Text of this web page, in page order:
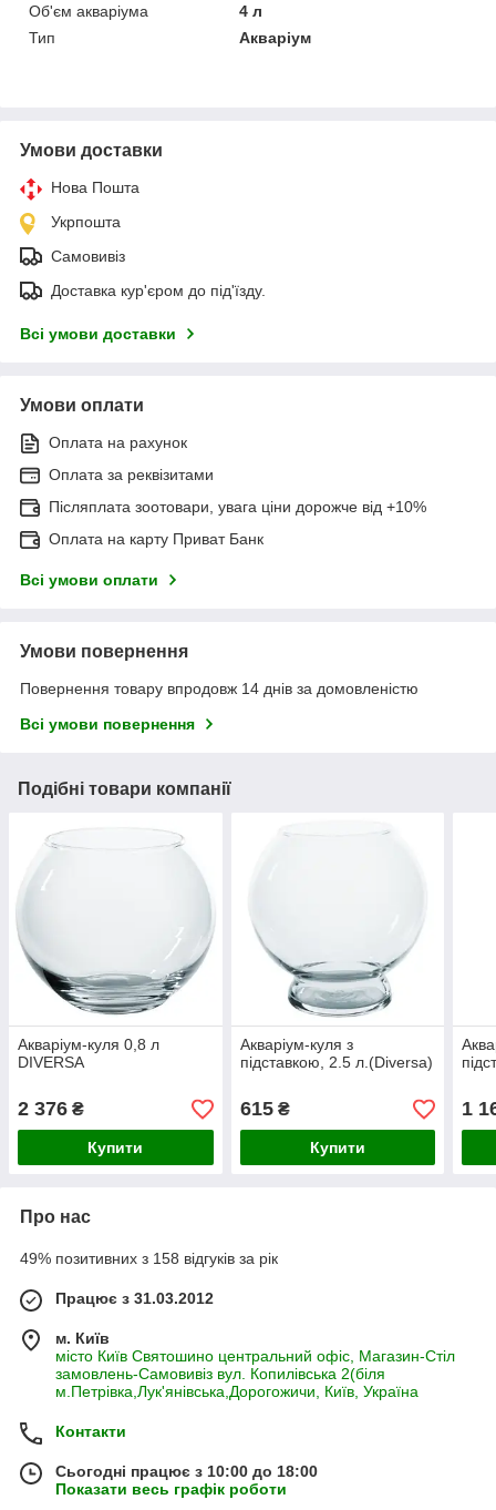
Об'єм акваріума
4 л
Тип
Акваріум
Умови доставки
Нова Пошта
Укрпошта
Самовивіз
Доставка кур'єром до під'їзду.
Всі умови доставки
Умови оплати
Оплата на рахунок
Оплата за реквізитами
Післяплата зоотовари, увага ціни дорожче від +10%
Оплата на карту Приват Банк
Всі умови оплати
Умови повернення
Повернення товару впродовж 14 днів за домовленістю
Всі умови повернення
Подібні товари компанії
Акваріум-куля 0,8 л
DIVERSA
2 376 ₴
Купити
Акваріум-куля з
підставкою, 2.5 л.(Diversa)
615₴
Купити
1
Про нас
49% позитивних з 158 відгуків за рік
Працює з 31.03.2012
м. Київ
місто Київ Святошино центральний офіс, Магазин-Стіл
замовлень-Самовивіз вул. Копилівська 2(біля
м.Петрівка,Лук'янівська,Дорогожичи, Київ, Україна
Контакти
Сьогодні працює з 10:00 до 18:00
Показати весь графік роботи